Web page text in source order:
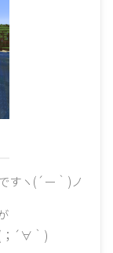
すヽ(´ー｀)ノ
；´∀｀)